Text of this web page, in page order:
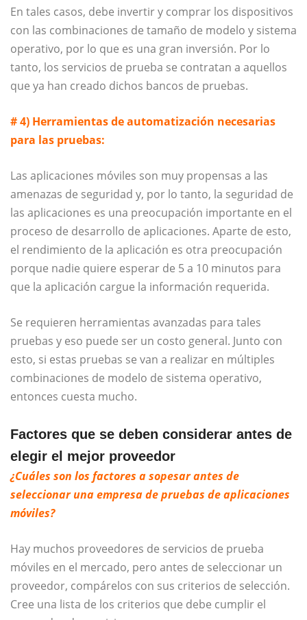
En tales casos, debe invertir y comprar los dispositivos
con las combinaciones de tamaño de modelo y sistema
operativo, por lo que es una gran inversión. Por lo
tanto, los servicios de prueba se contratan a aquellos
que ya han creado dichos bancos de pruebas.
# 4) Herramientas de automatización necesarias
para las pruebas:
Las aplicaciones móviles son muy propensas a las
amenazas de seguridad y, por lo tanto, la seguridad de
las aplicaciones es una preocupación importante en el
proceso de desarrollo de aplicaciones. Aparte de esto,
el rendimiento de la aplicación es otra preocupación
porque nadie quiere esperar de 5 a 10 minutos para
que la aplicación cargue la información requerida.
Se requieren herramientas avanzadas para tales
pruebas y eso puede ser un costo general. Junto con
esto, si estas pruebas se van a realizar en múltiples
combinaciones de modelo de sistema operativo,
entonces cuesta mucho.
Factores que se deben considerar antes de
elegir el mejor proveedor
¿Cuáles son los factores a sopesar antes de
seleccionar una empresa de pruebas de aplicaciones
móviles?
Hay muchos proveedores de servicios de prueba
móviles en el mercado, pero antes de seleccionar un
proveedor, compárelos con sus criterios de selección.
Cree una lista de los criterios que debe cumplir el